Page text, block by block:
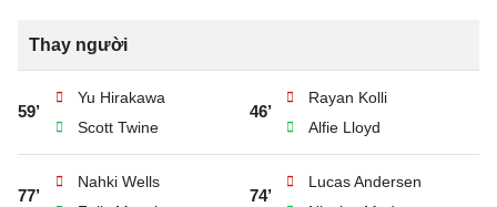
Thay người
59’
Yu Hirakawa
Scott Twine
46’
Rayan Kolli
Alfie Lloyd
77’
Nahki Wells
74’
Lucas Andersen